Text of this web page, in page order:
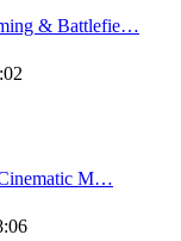
& Battlefie…
M…